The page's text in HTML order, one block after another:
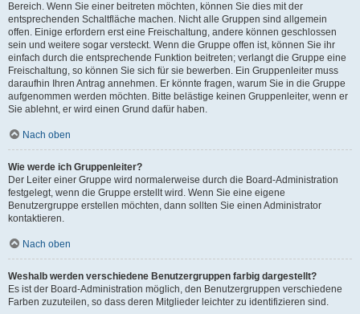
Bereich. Wenn Sie einer beitreten möchten, können Sie dies mit der
entsprechenden Schaltfläche machen. Nicht alle Gruppen sind allgemein
offen. Einige erfordern erst eine Freischaltung, andere können geschlossen
sein und weitere sogar versteckt. Wenn die Gruppe offen ist, können Sie ihr
einfach durch die entsprechende Funktion beitreten; verlangt die Gruppe eine
Freischaltung, so können Sie sich für sie bewerben. Ein Gruppenleiter muss
daraufhin Ihren Antrag annehmen. Er könnte fragen, warum Sie in die Gruppe
aufgenommen werden möchten. Bitte belästige keinen Gruppenleiter, wenn er
Sie ablehnt, er wird einen Grund dafür haben.
Nach oben
Wie werde ich Gruppenleiter?
Der Leiter einer Gruppe wird normalerweise durch die Board-Administration
festgelegt, wenn die Gruppe erstellt wird. Wenn Sie eine eigene
Benutzergruppe erstellen möchten, dann sollten Sie einen Administrator
kontaktieren.
Nach oben
Weshalb werden verschiedene Benutzergruppen farbig dargestellt?
Es ist der Board-Administration möglich, den Benutzergruppen verschiedene
Farben zuzuteilen, so dass deren Mitglieder leichter zu identifizieren sind.